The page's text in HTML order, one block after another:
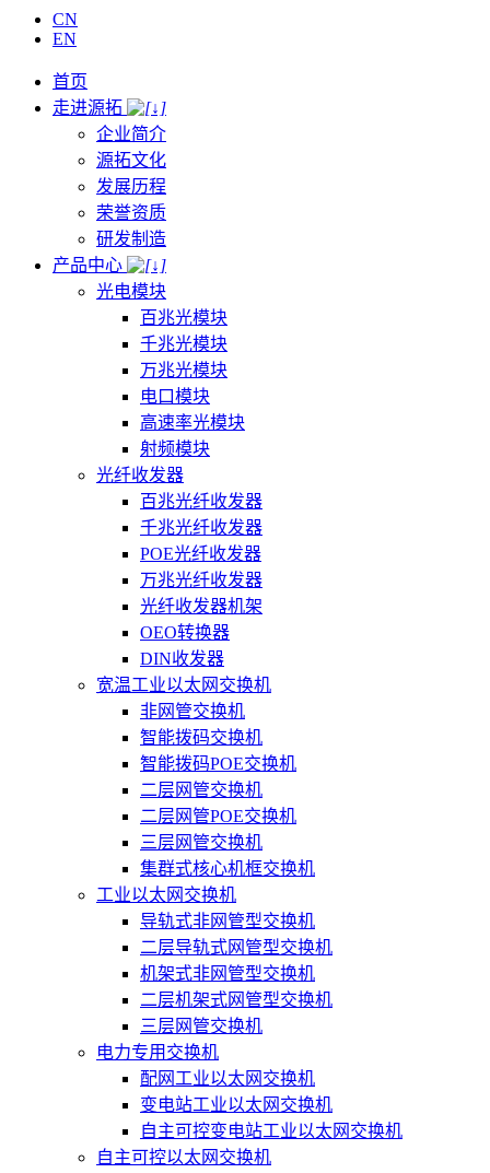
CN
EN
首页
走进源拓
企业简介
源拓文化
发展历程
荣誉资质
研发制造
产品中心
光电模块
百兆光模块
千兆光模块
万兆光模块
电口模块
高速率光模块
射频模块
光纤收发器
百兆光纤收发器
千兆光纤收发器
POE光纤收发器
万兆光纤收发器
光纤收发器机架
OEO转换器
DIN收发器
宽温工业以太网交换机
非网管交换机
智能拨码交换机
智能拨码POE交换机
二层网管交换机
二层网管POE交换机
三层网管交换机
集群式核心机框交换机
工业以太网交换机
导轨式非网管型交换机
二层导轨式网管型交换机
机架式非网管型交换机
二层机架式网管型交换机
三层网管交换机
电力专用交换机
配网工业以太网交换机
变电站工业以太网交换机
自主可控变电站工业以太网交换机
自主可控以太网交换机